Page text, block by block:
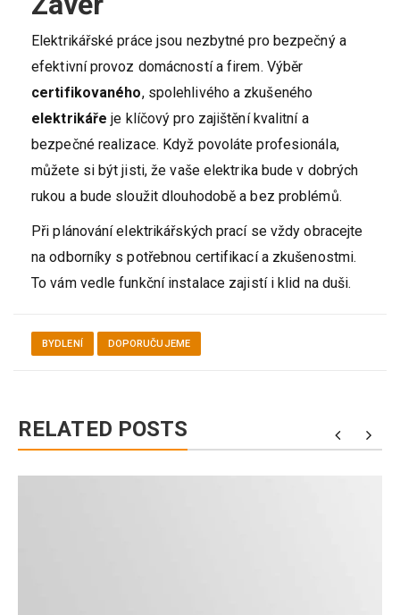
Elektrikářské práce jsou nezbytné pro bezpečný a
efektivní provoz domácností a firem. Výběr
certifikovaného, spolehlivého a zkušeného
elektrikáře je klíčový pro zajištění kvalitní a
bezpečné realizace. Když povoláte profesionála,
můžete si být jisti, že vaše elektrika bude v dobrých
rukou a bude sloužit dlouhodobě a bez problémů.
Při plánování elektrikářských prací se vždy obracejte
na odborníky s potřebnou certifikací a zkušenostmi.
To vám vedle funkční instalace zajistí i klid na duši.
BYDLENÍ DOPORUČUJEME
RELATED POSTS